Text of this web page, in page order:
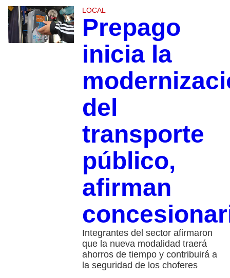
LOCAL
Prepago
inicia la
del
transporte
público,
afirman
Integrantes del sector afirmaron
que la nueva modalidad traerá
ahorros de tiempo y contribuirá a
la seguridad de los choferes